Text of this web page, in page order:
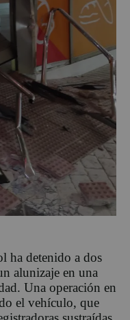
ha detenido a dos
alunizaje en una
Una operación en
el vehículo, que